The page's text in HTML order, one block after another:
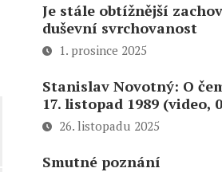
Je stále obtížnější
duševní svrchovanost
1. prosince 2025
Stanislav Novotný: O
17. listopad 1989 (video,
26. listopadu 2025
Smutné poznání